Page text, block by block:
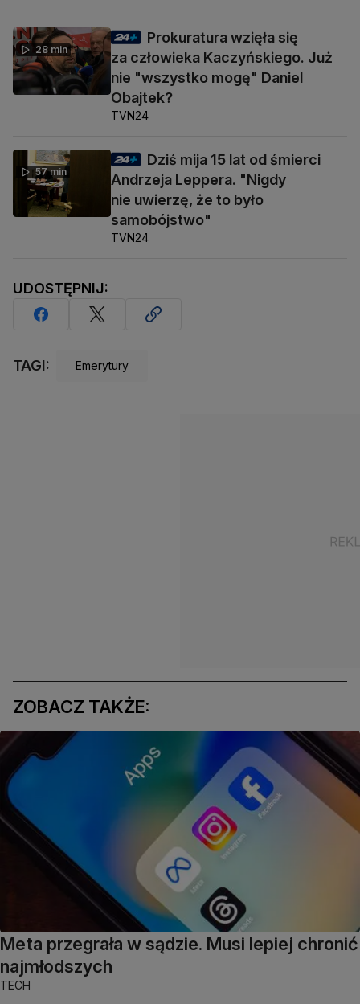
28 min
Prokuratura wzięła się
za człowieka Kaczyńskiego. Już
nie "wszystko mogę" Daniel
Obajtek?
TVN24
57 min
Dziś mija 15 lat od śmierci
Andrzeja Leppera. "Nigdy
nie uwierzę, że to było
samobójstwo"
TVN24
UDOSTĘPNIJ:
TAGI: Emerytury
ZOBACZ TAKŻE:
Meta przegrała w sądzie. Musi lepiej chronić
najmłodszych
TECH